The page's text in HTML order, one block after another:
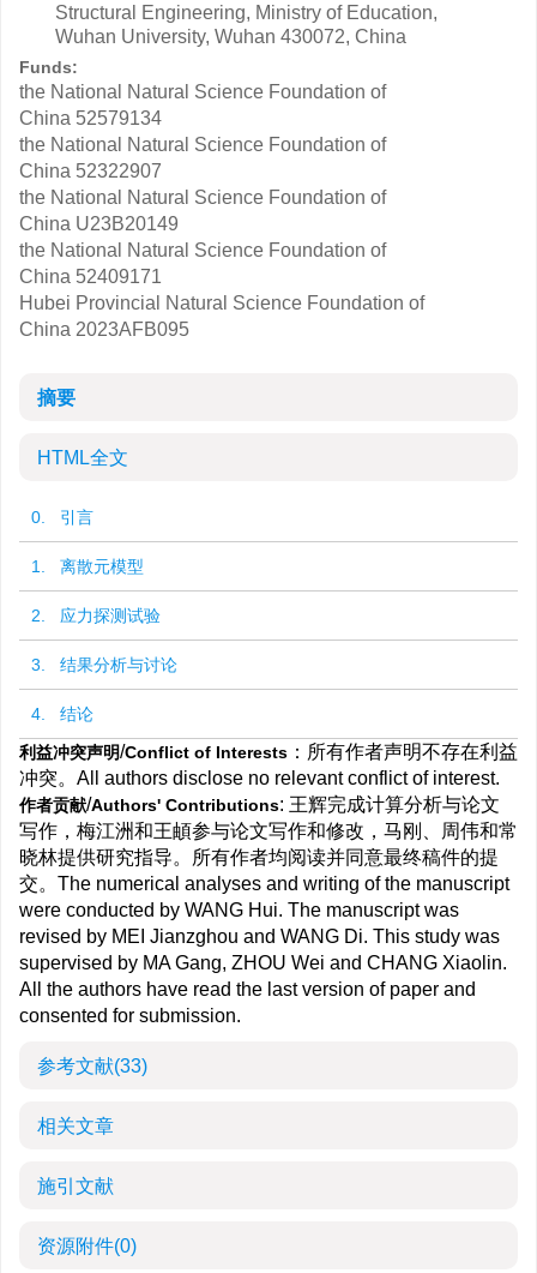
Structural Engineering, Ministry of Education,
Wuhan University, Wuhan 430072, China
Funds:
the National Natural Science Foundation of
China 52579134
the National Natural Science Foundation of
China 52322907
the National Natural Science Foundation of
China U23B20149
the National Natural Science Foundation of
China 52409171
Hubei Provincial Natural Science Foundation of
China 2023AFB095
摘要
HTML全文
0. 引言
1. 离散元模型
2. 应力探测试验
3. 结果分析与讨论
4. 结论
利益冲突声明/Conflict of Interests ：所有作者声明不存在利益
冲突。All authors disclose no relevant conflict of interest.
作者贡献/Authors' Contributions: 王辉完成计算分析与论文
写作，梅江洲和王頔参与论文写作和修改，马刚、周伟和常
晓林提供研究指导。所有作者均阅读并同意最终稿件的提
交。The numerical analyses and writing of the manuscript
were conducted by WANG Hui. The manuscript was
revised by MEI Jianzghou and WANG Di. This study was
supervised by MA Gang, ZHOU Wei and CHANG Xiaolin.
All the authors have read the last version of paper and
consented for submission.
参考文献(33)
相关文章
施引文献
资源附件(0)